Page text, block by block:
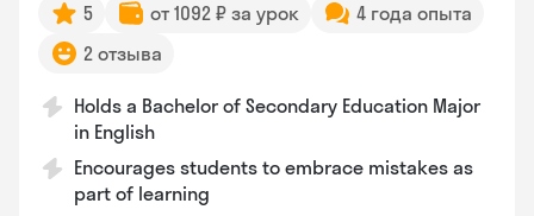
5 от 1092 ₽ за урок
4 года опыта
2 отзыва
Holds a Bachelor of Secondary Education Major
in English
Encourages students to embrace mistakes as
part of learning